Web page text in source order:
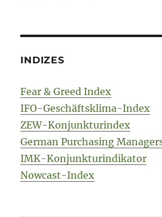
INDIZES
Fear & Greed Index
IFO-Geschäftsklima-Index
ZEW-Konjunkturindex
German Purchasing
IMK-Konjunkturindikator
Nowcast-Index